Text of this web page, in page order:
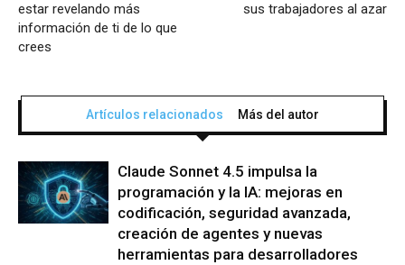
estar revelando más
información de ti de lo que
crees
sus trabajadores al azar
Artículos relacionados Más del autor
Claude Sonnet 4.5 impulsa la
programación y la IA: mejoras en
codificación, seguridad avanzada,
creación de agentes y nuevas
herramientas para desarrolladores